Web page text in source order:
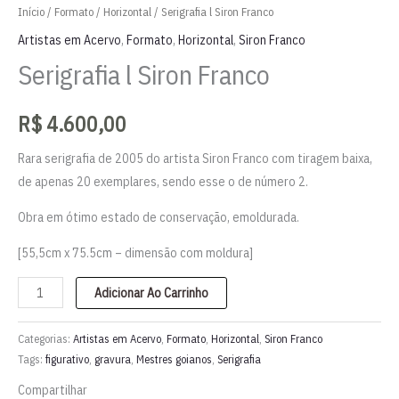
Início/ Formato/ Horizontal/ Serigrafia l Siron Franco
Artistas em Acervo, Formato, Horizontal, Siron Franco
Serigrafia l Siron Franco
R$4.600,00
Rara serigrafia de 2005 do artista Siron Franco com tiragem baixa,
de apenas 20 exemplares, sendo esse o de número 2.
Obra em ótimo estado de conservação, emoldurada.
[55,5cm x 75.5cm – dimensão com moldura]
Serigrafia
l
Siron
Franco
Adicionar Ao Carrinho
Categorias: Artistas em Acervo Formato Horizontal Siron Franco
Tags: figurativo gravura Mestres goianos Serigrafia
Compartilhar